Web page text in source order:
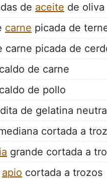
de aceite de oliva
carne picada de
carne picada de
de carne
de pollo
de gelatina neutra
cortada a
grande cortada a
apio cortada a trozos